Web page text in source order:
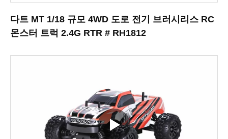
다트 MT 1/18 규모 4WD 도로 전기 브러시리스 RC
몬스터 트럭 2.4G RTR # RH1812